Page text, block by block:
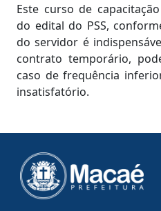
Este curso de
do edital do PSS,
do servidor é
contrato temporário,
caso de frequência
insatisfatório.